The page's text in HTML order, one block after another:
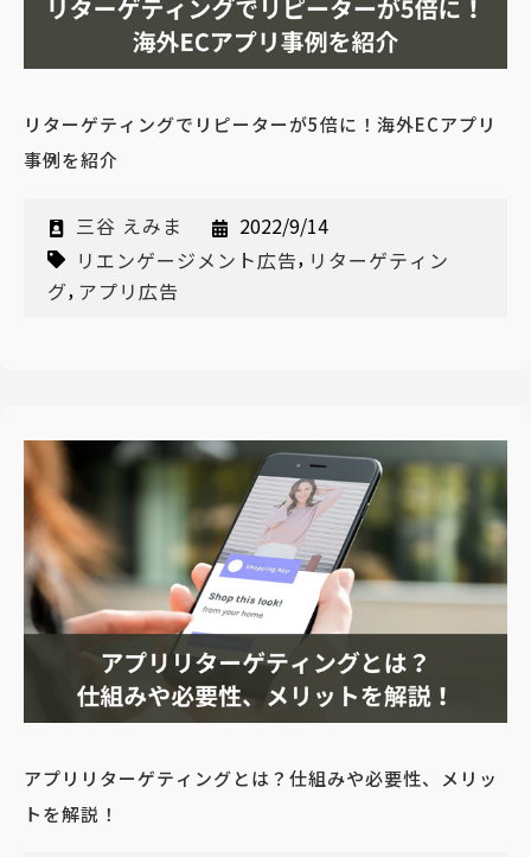
リターゲティングでリピーターが5倍に！海外ECアプリ
事例を紹介
三谷 えみま
2022/9/14
リエンゲージメント広告, リターゲティン
グ, アプリ広告
アプリリターゲティングとは？仕組みや必要性、メリッ
トを解説！